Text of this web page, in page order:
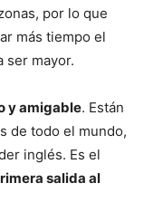
por lo que
más tiempo el
ser mayor.
y amigable. Están
de todo el mundo,
inglés. Es el
salida al